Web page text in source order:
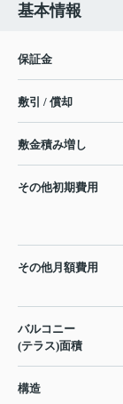
基本情報
保証金
敷引 / 償却
敷金積み増し
その他初期費用
その他月額費用
バルコニー
(テラス)面積
構造